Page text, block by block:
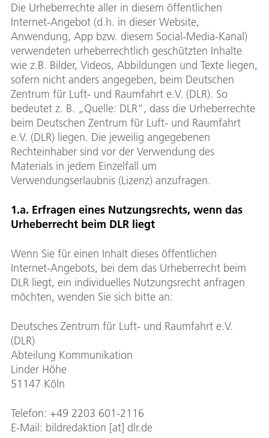
Die Urheberrechte aller in diesem öffentlichen
Internet-Angebot (d.h. in dieser Website,
Anwendung, App bzw. diesem Social-Media-Kanal)
verwendeten urheberrechtlich geschützten Inhalte
wie z.B. Bilder, Videos, Abbildungen und Texte liegen,
sofern nicht anders angegeben, beim Deutschen
Zentrum für Luft- und Raumfahrt e.V. (DLR). So
bedeutet z. B. „Quelle: DLR“, dass die Urheberrechte
beim Deutschen Zentrum für Luft- und Raumfahrt
e.V. (DLR) liegen. Die jeweilig angegebenen
Rechteinhaber sind vor der Verwendung des
Materials in jedem Einzelfall um
Verwendungserlaubnis (Lizenz) anzufragen.
1.a. Erfragen eines Nutzungsrechts, wenn das
Urheberrecht beim DLR liegt
Wenn Sie für einen Inhalt dieses öffentlichen
Internet-Angebots, bei dem das Urheberrecht beim
DLR liegt, ein individuelles Nutzungsrecht anfragen
möchten, wenden Sie sich bitte an:
Deutsches Zentrum für Luft- und Raumfahrt e.V.
(DLR)
Abteilung Kommunikation
Linder Höhe
51147 Köln
Telefon: +49 2203 601-2116
E-Mail: bildredaktion [at] dlr.de